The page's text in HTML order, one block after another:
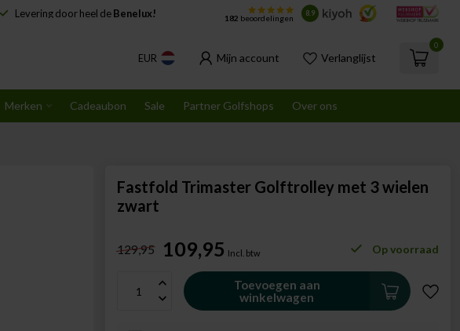
Levering door heel deBenelux! 182 beoordelingen
8.9
EUR Mijn account Verlanglijst
0
Merken Cadeaubon Sale Partner Golfshops Over ons
Fastfold Trimaster Golftrolley met 3 wielen
zwart
129,95 109,95 Incl. btw Op voorraad
Toevoegen aan
winkelwagen